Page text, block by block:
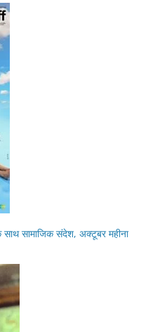
सामाजिक संदेश, अक्टूबर महीना